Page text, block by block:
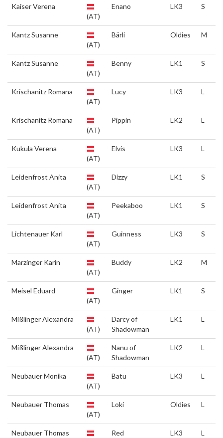
Kaiser Verena
(AT)
Enano LK3 S
Kantz Susanne
(AT)
Bärli Oldies M
Kantz Susanne
(AT)
Benny LK1 S
Krischanitz Romana
(AT)
Lucy LK3 L
Krischanitz Romana
(AT)
Pippin LK2 L
Kukula Verena
(AT)
Elvis LK3 L
Leidenfrost Anita
(AT)
Dizzy LK1 S
Leidenfrost Anita
(AT)
Peekaboo LK1 S
Lichtenauer Karl
(AT)
Guinness LK3 S
Marzinger Karin
(AT)
Buddy LK2 M
Meisel Eduard
(AT)
Ginger LK1 S
Mißlinger Alexandra
(AT)
Darcy of
Shadowman
LK1 L
Mißlinger Alexandra
(AT)
Nanu of
Shadowman
LK2 L
Neubauer Monika
(AT)
Batu LK3 L
Neubauer Thomas
(AT)
Loki Oldies L
Neubauer Thomas
Red LK3 L